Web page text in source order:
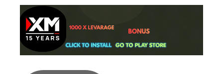
content